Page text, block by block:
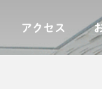
アクセス